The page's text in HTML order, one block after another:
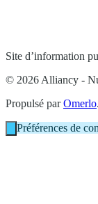
Site d’information
© 2026 Alliancy -
Propulsé parOmerlo.
Préférences de